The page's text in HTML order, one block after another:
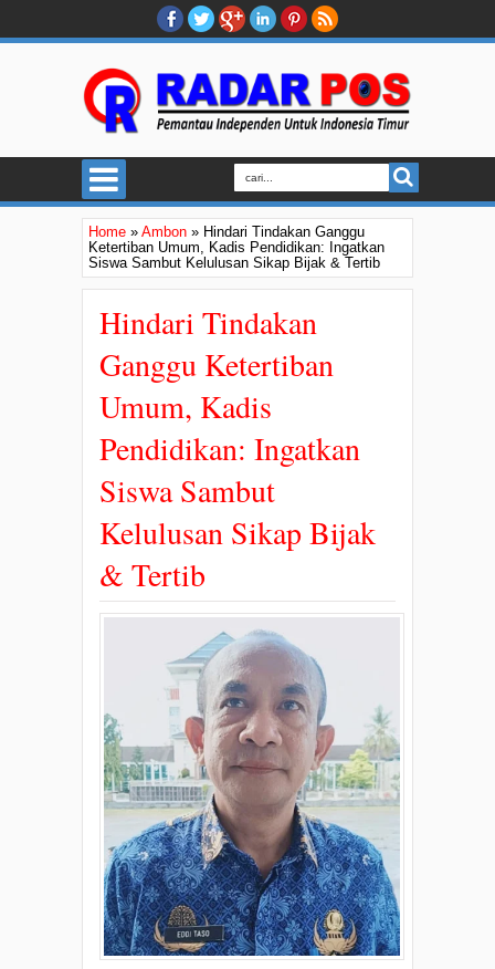
Home » Ambon » Hindari Tindakan Ganggu
Ketertiban Umum, Kadis Pendidikan: Ingatkan
Siswa Sambut Kelulusan Sikap Bijak & Tertib
Hindari Tindakan
Ganggu Ketertiban
Umum, Kadis
Pendidikan: Ingatkan
Siswa Sambut
Kelulusan Sikap Bijak
& Tertib